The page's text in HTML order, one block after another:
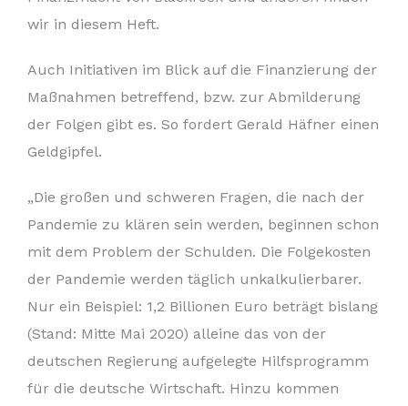
wir in diesem Heft.
Auch Initiativen im Blick auf die Finanzierung der
Maßnahmen betreffend, bzw. zur Abmilderung
der Folgen gibt es. So fordert Gerald Häfner einen
Geldgipfel.
„Die großen und schweren Fragen, die nach der
Pandemie zu klären sein werden, beginnen schon
mit dem Problem der Schulden. Die Folgekosten
der Pandemie werden täglich unkalkulierbarer.
Nur ein Beispiel: 1,2 Billionen Euro beträgt bislang
(Stand: Mitte Mai 2020) alleine das von der
deutschen Regierung aufgelegte Hilfsprogramm
für die deutsche Wirtschaft. Hinzu kommen